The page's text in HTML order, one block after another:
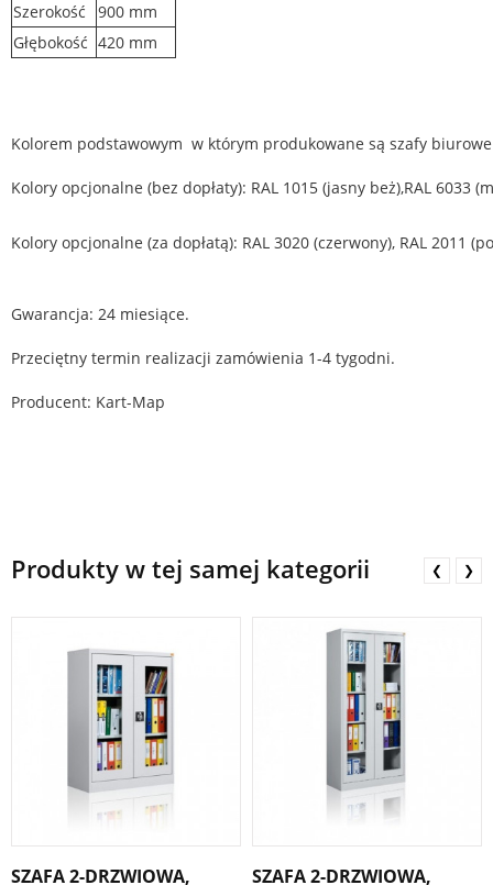
Szerokość
900 mm
Głębokość 420 mm
Kolorem podstawowym w którym produkowane są szafy
Kolory opcjonalne (bez dopłaty): RAL 1015 (jasny beż),RAL 6033
Kolory opcjonalne (za dopłatą): RAL 3020 (czerwony), RAL 2011
Gwarancja: 24 miesiące.
Przeciętny termin realizacji zamówienia 1-4 tygodni.
Producent: Kart-Map
Produkty w tej samej kategorii
SZAFA 2-DRZWIOWA, SZAFA 2-DRZWIOWA,
❮ ❯